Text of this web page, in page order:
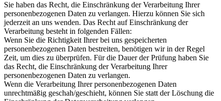
Sie haben das Recht, die Einschränkung der Verarbeitung Ihrer
personenbezogenen Daten zu verlangen. Hierzu können Sie sich
jederzeit an uns wenden. Das Recht auf Einschränkung der
Verarbeitung besteht in folgenden Fällen:
Wenn Sie die Richtigkeit Ihrer bei uns gespeicherten
personenbezogenen Daten bestreiten, benötigen wir in der Regel
Zeit, um dies zu überprüfen. Für die Dauer der Prüfung haben Sie
das Recht, die Einschränkung der Verarbeitung Ihrer
personenbezogenen Daten zu verlangen.
Wenn die Verarbeitung Ihrer personenbezogenen Daten
unrechtmäßig geschah/geschieht, können Sie statt der Löschung die